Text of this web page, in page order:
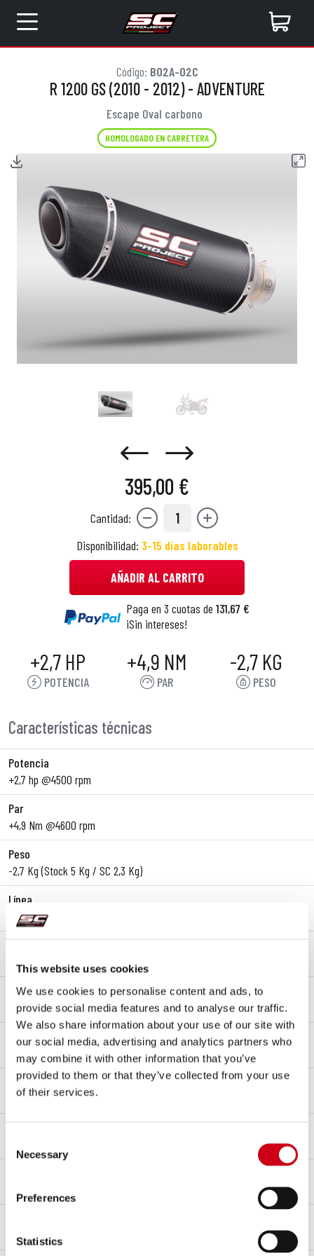
This website uses cookies
We use cookies to personalise content and ads, to
provide social media features and to analyse our traffic.
We also share information about your use of our site with
our social media, advertising and analytics partners who
may combine it with other information that you’ve
provided to them or that they’ve collected from your use
of their services.
Selection
Necessary
Preferences
Statistics
Código: B02A-02C
R 1200 GS (2010 - 2012) - ADVENTURE
Escape Oval carbono
HOMOLOGADO EN CARRETERA
395,00 €
Cantidad: 1
Disponibilidad: 3-15 días laborables
AÑADIR AL CARRITO
Paga en 3 cuotas de 131,67 €
¡Sin intereses!
+2,7 HP
POTENCIA
+4,9 NM
PAR
-2,7 KG
PESO
Características técnicas
Potencia
+2,7 hp @4500 rpm
Par
+4,9 Nm @4600 rpm
Peso
-2,7 Kg (Stock 5 Kg / SC 2,3 Kg)
Línea
Slip-On
Fibra de carbono
Material tapa
Fibra de carbono
Material tubo de enlace
Acero inoxidable AISI 304
Tipo de fijación
Abrazadera de manguera de acero con goma antivibración